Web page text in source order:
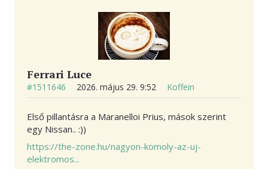
Ferrari Luce
#1511646 2026. május 29. 9:52 Koffein
Első pillantásra a Maranelloi Prius, mások szerint
egy Nissan.. :))
https://the-zone.hu/nagyon-komoly-az-uj-
elektromos...